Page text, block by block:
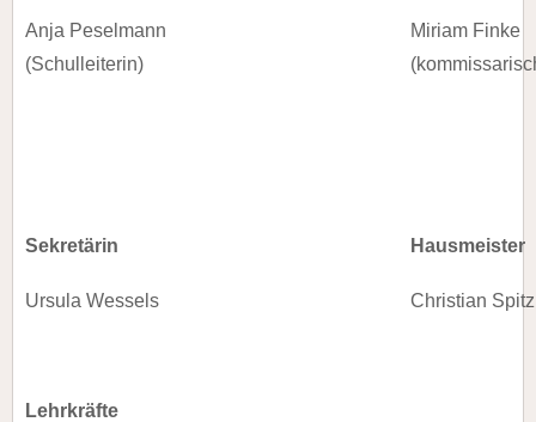
Anja Peselmann
(Schulleiterin)
Miriam Finke
Sekretärin Hausmeister
Ursula Wessels Christian
Lehrkräfte